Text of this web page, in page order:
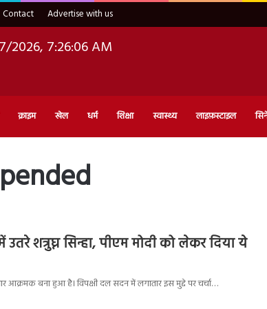
Contact Advertise with us
2026, 7:26:07 AM
क्राइम खेल धर्म शिक्षा स्वास्थ्य लाइफ़स्टाइल
शत्रुघ्न सिन्हा, पीएम मोदी को लेकर दिया ये
आक्रमक बना हुआ है। विपक्षी दल सदन में लगातार इस मुद्दे पर चर्चा…